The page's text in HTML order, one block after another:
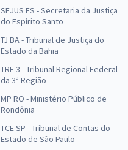
SEJUS ES - Secretaria da Justiça
do Espírito Santo
TJ BA - Tribunal de Justiça do
Estado da Bahia
TRF 3 - Tribunal Regional Federal
da 3ª Região
MP RO - Ministério Público de
Rondônia
TCE SP - Tribunal de Contas do
Estado de São Paulo